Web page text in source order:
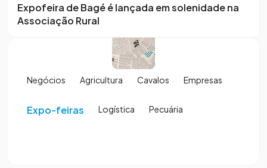
Expofeira de Bagé é lançada em solenidade na
Associação Rural
Negócios Agricultura Cavalos Empresas
Expo-feiras Logística Pecuária